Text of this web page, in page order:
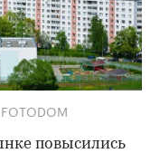
повысились